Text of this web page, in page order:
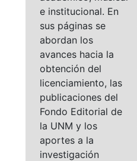
e institucional. En
sus páginas se
abordan los
avances hacia la
obtención del
licenciamiento, las
publicaciones del
Fondo Editorial de
la UNM y los
aportes a la
investigación